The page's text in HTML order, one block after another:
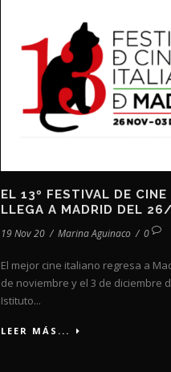
EL 13º FESTIVAL DE
LLEGA A MADRID DEL
19 Nov 20 / Marina Aguinaco / 0
El mejor cine italiano regresa a
de noviembre y el 3 de diciembre
Istituto...
LEER MÁS...